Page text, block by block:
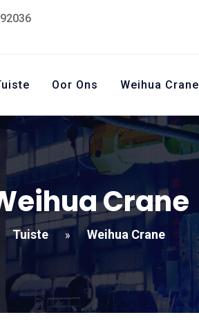
Oor Ons Weihua Crane
Crane
Tuiste » Weihua Crane